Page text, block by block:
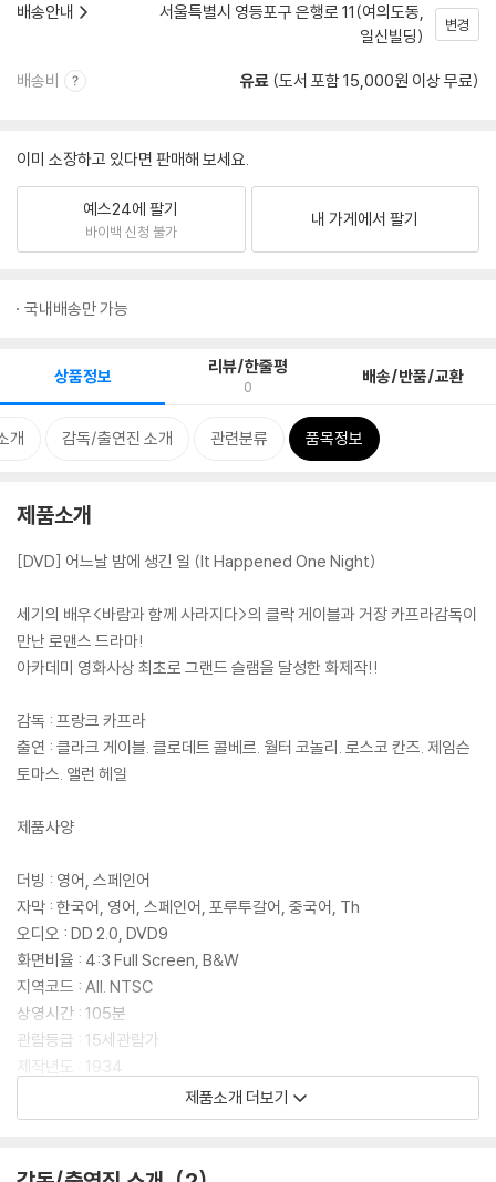
배송안내
서울특별시 영등포구 은행로 11(여의도동,
일신빌딩)
변경
배송비 유료 (도서 포함 15,000원 이상 무료)
이미 소장하고 있다면 판매해 보세요.
예스24에 팔기
바이백 신청 불가
내 가게에서 팔기
국내배송만 가능
상품정보 리뷰/한줄평
0 배송/반품/교환
개 감독/출연진 소개 관련분류 품목정보
제품소개
[DVD] 어느날 밤에 생긴 일 (It Happened One Night)
세기의 배우<바람과 함께 사라지다>의 클락 게이블과 거장 카프라감독이
만난 로맨스 드라마!
아카데미 영화사상 최초로 그랜드 슬램을 달성한 화제작!!
감독 : 프랑크 카프라
출연 : 클라크 게이블. 클로데트 콜베르. 월터 코놀리. 로스코 칸즈. 제임슨
토마스. 앨런 헤일
제품사양
더빙 : 영어, 스페인어
자막 : 한국어, 영어, 스페인어, 포루투갈어, 중국어, Th
오디오 : DD 2.0, DVD9
화면비율 : 4:3 Full Screen, B&W
지역코드 : All. NTSC
상영시간 : 105분
관람등급 : 15세관람가
제작년도 : 1934
줄거리
재산을 노리고 구혼을 한 비행사인 킹 웨슬리와 결혼하고자 하는 엘리를
제품소개 더보기